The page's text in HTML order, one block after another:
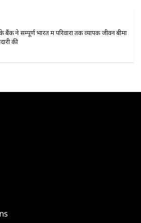
ने सम्पूर्ण भारत में परिवारों तक व्यापक जीवन बीमा
की